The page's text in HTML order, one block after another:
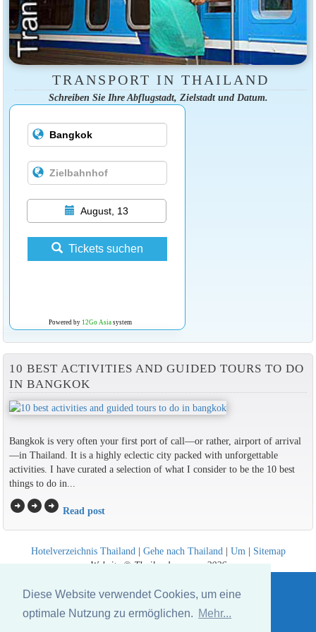
Diese Website verwendet Cookies, um eine
optimale Nutzung zu ermöglichen. Mehr...
TRANSPORT IN THAILAND
Schreiben Sie Ihre Abflugstadt, Zielstadt und Datum.
August, 13
Tickets suchen
Powered by 12Go Asiasystem
10 BEST ACTIVITIES AND GUIDED TOURS TO DO
IN BANGKOK
Bangkok is very often your first port of call—or rather, airport of arrival
—in Thailand. It is a highly eclectic city packed with unforgettable
activities. I have curated a selection of what I consider to be the 10 best
things to do in...
arrow_circle_rightarrow_circle_rightarrow_circle_right Read post
Hotelverzeichnis Thailand | Gehe nach Thailand | Um | Sitemap
Website © Thailandee.com - 2026